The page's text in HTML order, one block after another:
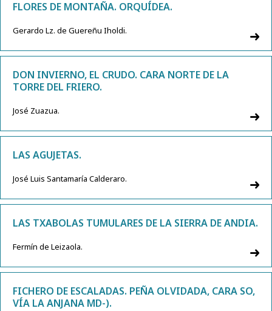
FLORES DE MONTAÑA. ORQUÍDEA.
Gerardo Lz. de Guereñu Iholdi.
DON INVIERNO, EL CRUDO. CARA NORTE DE LA
TORRE DEL FRIERO.
José Zuazua.
LAS AGUJETAS.
José Luis Santamaría Calderaro.
LAS TXABOLAS TUMULARES DE LA SIERRA DE ANDIA.
Fermín de Leizaola.
FICHERO DE ESCALADAS. PEÑA OLVIDADA, CARA SO,
VÍA LA ANJANA MD-).